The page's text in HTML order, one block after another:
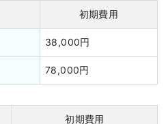
初期費用
38,000円
78,000円
初期費用